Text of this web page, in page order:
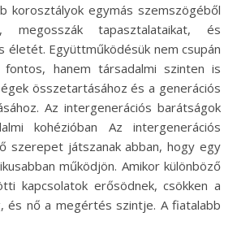
korosztályok egymás szemszögéből
tapasztalataikat, és
életét. Együttműködésük nem csupán
fontos, hanem társadalmi szinten is
összetartásához és a generációs
Az intergenerációs barátságok
kohézióban Az intergenerációs
szerepet játszanak abban, hogy egy
működjön. Amikor különböző
kapcsolatok erősödnek, csökken a
és nő a megértés szintje. A fiatalabb